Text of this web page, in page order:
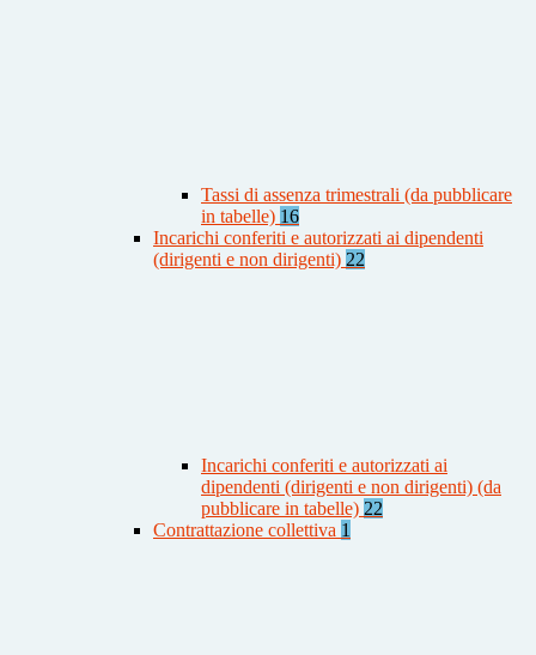
Tassi di assenza trimestrali (da pubblicare
in tabelle) 16
Incarichi conferiti e autorizzati ai dipendenti
(dirigenti e non dirigenti) 22
Incarichi conferiti e autorizzati ai
dipendenti (dirigenti e non dirigenti) (da
pubblicare in tabelle) 22
Contrattazione collettiva 1